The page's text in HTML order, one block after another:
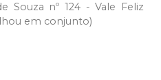
Souza nº 124 - Vale Feliz
em conjunto)